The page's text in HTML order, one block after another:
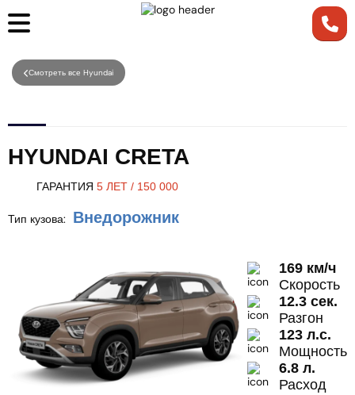
Смотреть все Hyundai
HYUNDAI CRETA
ГАРАНТИЯ 5 ЛЕТ / 150 000
Тип кузова: Внедорожник
169 км/ч
Скорость
12.3 сек.
Разгон
123 л.с.
Мощность
6.8 л.
Расход